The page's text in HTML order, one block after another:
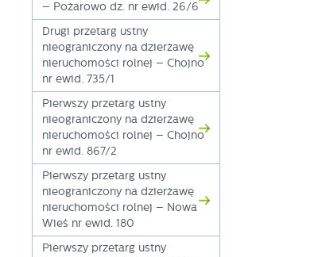
– Pożarowo dz. nr ewid. 26/6
Drugi przetarg ustny
nieograniczony na dzierżawę
nieruchomości rolnej – Chojno
nr ewid. 735/1
Pierwszy przetarg ustny
nieograniczony na dzierżawę
nieruchomości rolnej – Chojno
nr ewid. 867/2
Pierwszy przetarg ustny
nieograniczony na dzierżawę
nieruchomości rolnej – Nowa
Wieś nr ewid. 180
Pierwszy przetarg ustny